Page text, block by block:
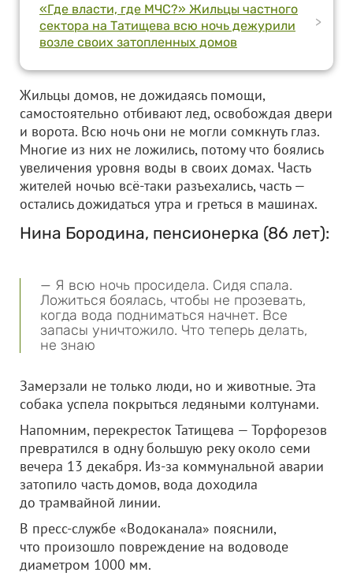
«Где власти, где МЧС?» Жильцы частного
сектора на Татищева всю ночь дежурили
возле своих затопленных домов
>
Жильцы домов, не дожидаясь помощи,
самостоятельно отбивают лед, освобождая двери
и ворота. Всю ночь они не могли сомкнуть глаз.
Многие из них не ложились, потому что боялись
увеличения уровня воды в своих домах. Часть
жителей ночью всё-таки разъехались, часть —
остались дожидаться утра и греться в машинах.
Нина Бородина, пенсионерка (86 лет):
— Я всю ночь просидела. Сидя спала.
Ложиться боялась, чтобы не прозевать,
когда вода подниматься начнет. Все
запасы уничтожило. Что теперь делать,
не знаю
Замерзали не только люди, но и животные. Эта
собака успела покрыться ледяными колтунами.
Напомним, перекресток Татищева — Торфорезов
превратился в одну большую реку около семи
вечера 13 декабря. Из-за коммунальной аварии
затопило часть домов, вода доходила
до трамвайной линии.
В пресс-службе «Водоканала» пояснили,
что произошло повреждение на водоводе
диаметром 1000 мм.